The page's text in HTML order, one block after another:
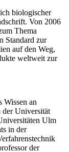
biologischer
Von 2006
Thema
Standard zur
auf den Weg,
weltweit zur
Wissen an
der Universität
Ulm
in der
der